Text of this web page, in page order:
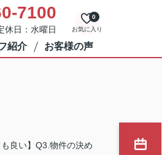
7100
日：水曜日 お気に入り
0
紹介 お客様の声
良い】Q3.物件の決め